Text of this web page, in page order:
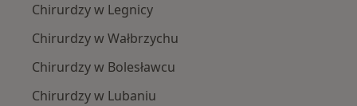
Chirurdzy w Legnicy
Chirurdzy w Wałbrzychu
Chirurdzy w Bolesławcu
Chirurdzy w Lubaniu